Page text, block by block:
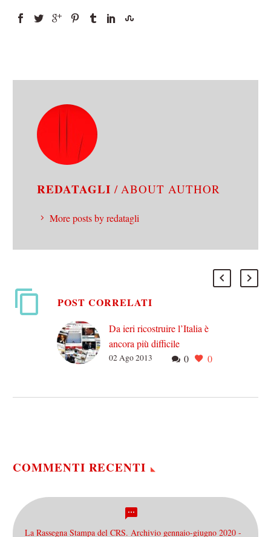
REDATAGLI / ABOUT AUTHOR
More posts by redatagli
POST CORRELATI
Da ieri ricostruire l’Italia è
ancora più difficile
E venne il giorno. 0 0
02 Ago 2013
COMMENTI RECENTI
La Rassegna Stampa del CRS. Archivio gennaio-giugno 2020 -